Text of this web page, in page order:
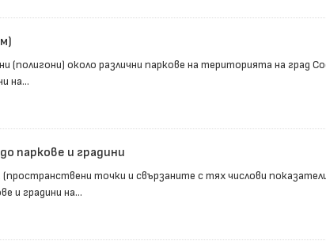
около различни паркове на територията на град
на...
паркове и градини
точки и свързаните с тях числови
и градини на...